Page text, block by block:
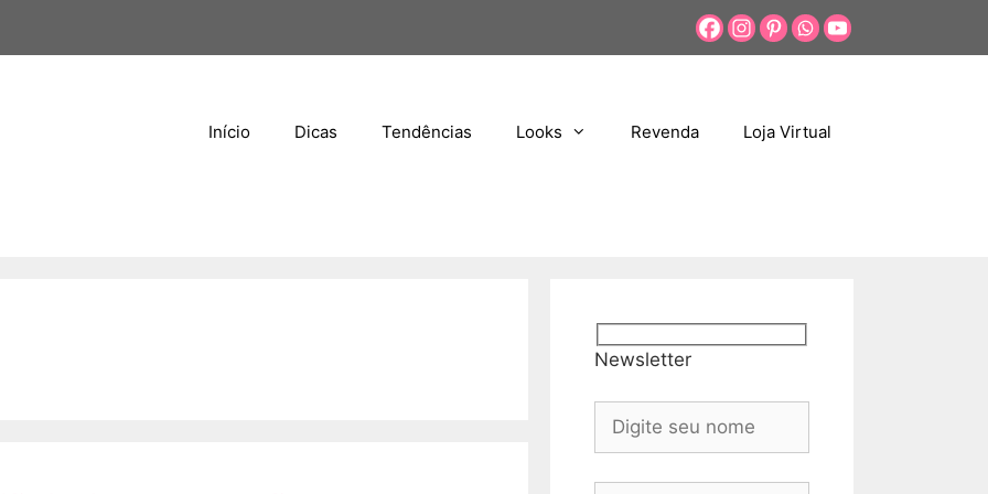
Início Dicas Tendências Looks Revenda Loja Virtual
Newsletter